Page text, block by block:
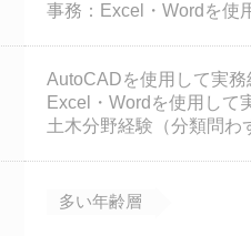
事務：Excel・Wordを使
AutoCADを使用して実
Excel・Wordを使用して
土木分野経験（分類問わ
多い年齢層